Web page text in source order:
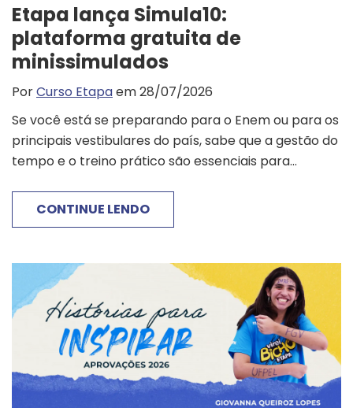
Etapa lança Simula10:
plataforma gratuita de
minissimulados
PorCurso Etapaem 28/07/2026
Se você está se preparando para o Enem ou para os
principais vestibulares do país, sabe que a gestão do
tempo e o treino prático são essenciais para...
CONTINUE LENDO